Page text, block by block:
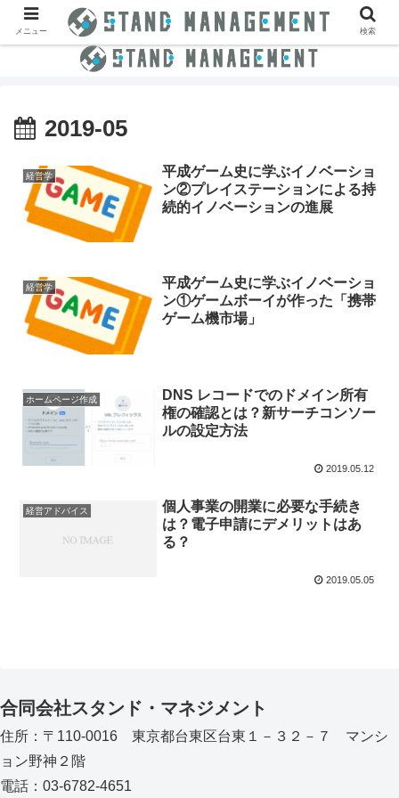
2019-05
経営学
平成ゲーム史に学ぶイノベーショ
ン②プレイステーションによる持
続的イノベーションの進展
経営学
平成ゲーム史に学ぶイノベーショ
ン①ゲームボーイが作った「携帯
ゲーム機市場」
ホームページ作成
DNS レコードでのドメイン所有
権の確認とは？新サーチコンソー
ルの設定方法
2019.05.12
経営アドバイス
個人事業の開業に必要な手続き
は？電子申請にデメリットはあ
る？
2019.05.05
合同会社スタンド・マネジメント
住所：〒110-0016 東京都台東区台東１－３２－７ マンシ
ョン野神２階
電話：03-6782-4651
メニュー 検索